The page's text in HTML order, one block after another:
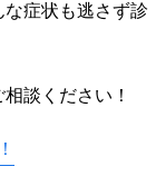
症状も逃さず診
談ください！